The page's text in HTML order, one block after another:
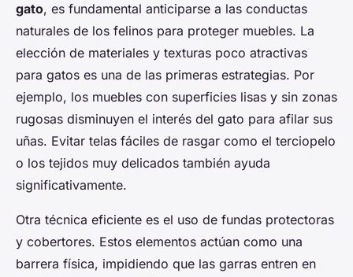
Enzo • 27 mayo 2025 6 min de lecture
gato, es fundamental anticiparse a las conductas
naturales de los felinos para proteger muebles. La
elección de materiales y texturas poco atractivas
para gatos es una de las primeras estrategias. Por
ejemplo, los muebles con superficies lisas y sin zonas
rugosas disminuyen el interés del gato para afilar sus
uñas. Evitar telas fáciles de rasgar como el terciopelo
o los tejidos muy delicados también ayuda
significativamente.
Otra técnica eficiente es el uso de fundas protectoras
y cobertores. Estos elementos actúan como una
barrera física, impidiendo que las garras entren en